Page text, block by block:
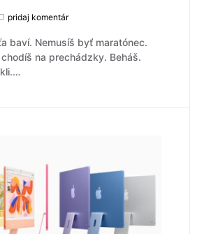
pridaj komentár
baví. Nemusíš byť maratónec.
na prechádzky. Beháš.